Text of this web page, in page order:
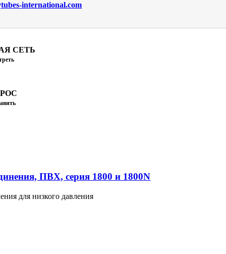
international.com
СЕТЬ
ПВХ, серия 1800 и 1800N
для низкого давления